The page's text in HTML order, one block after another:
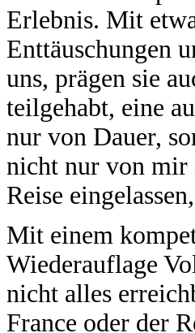
Erlebnis. Mit
Enttäuschungen
uns, prägen sie
teilgehabt, eine
nur von Dauer,
nicht nur von mir
Reise
Mit einem
Wiederauflage
nicht alles
France oder der